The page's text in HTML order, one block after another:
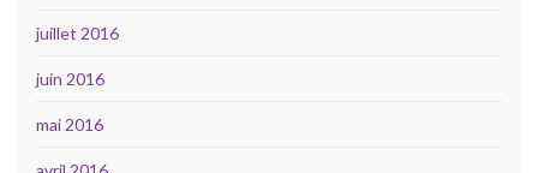
juillet 2016
juin 2016
mai 2016